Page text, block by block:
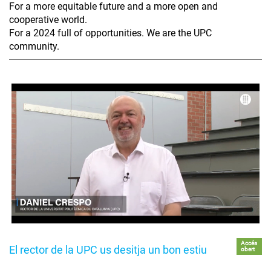
For a more equitable future and a more open and
cooperative world.
For a 2024 full of opportunities. We are the UPC
community.
El rector de la UPC us desitja un bon estiu
Accés
obert